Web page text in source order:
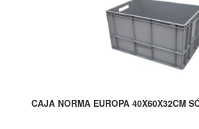
CAJA NORMA EUROPA 40X60X32CM